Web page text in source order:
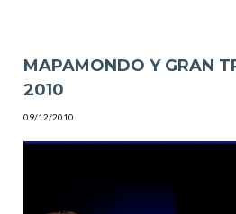
MAPAMONDO Y GRAN
2010
09/12/2010